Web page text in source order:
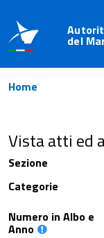
del
Home
Vista atti ed
Sezione
Categorie
Numero in Albo e
Anno